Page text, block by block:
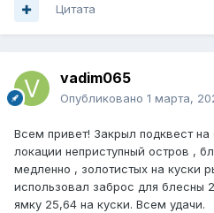
Цитата
vadim065
Опубликовано 1 марта,
Всем привет! Закрыл подквест на
локации неприступный остров ,
медленно , золотистых на куски
использовал заброс для блесны
ямку 25,64 на куски. Всем удачи.